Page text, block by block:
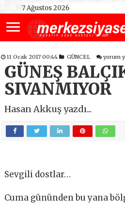
7 Ağustos 2026
11 Ocak 2017 00:44 GÜNCEL yorum
GÜNEŞ
SIVANMIYOR
Hasan Akkuş yazdı...
Sevgili dostlar…
Cuma gününden bu yana